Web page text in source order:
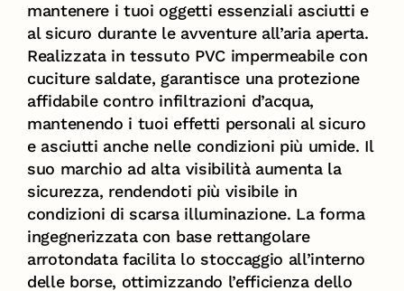
mantenere i tuoi oggetti essenziali asciutti e
al sicuro durante le avventure all’aria aperta.
Realizzata in tessuto PVC impermeabile con
cuciture saldate, garantisce una protezione
affidabile contro infiltrazioni d’acqua,
mantenendo i tuoi effetti personali al sicuro
e asciutti anche nelle condizioni più umide. Il
suo marchio ad alta visibilità aumenta la
sicurezza, rendendoti più visibile in
condizioni di scarsa illuminazione. La forma
ingegnerizzata con base rettangolare
arrotondata facilita lo stoccaggio all’interno
delle borse, ottimizzando l’efficienza dello